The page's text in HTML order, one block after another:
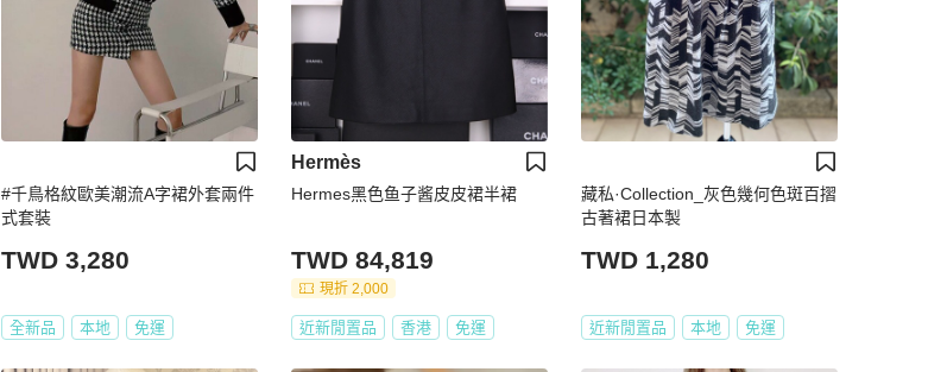
#千鳥格紋歐美潮流A字裙外套兩件
式套裝
TWD 3,280
全新品 本地 免運
Hermès
Hermes黑色鱼子酱皮皮裙半裙
TWD 84,819
現折 2,000
近新閒置品 香港 免運
藏私·Collection_灰色幾何色斑百摺
古著裙日本製
TWD 1,280
近新閒置品 本地 免運